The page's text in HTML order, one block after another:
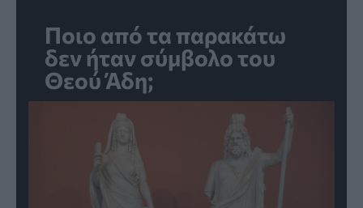
Ποιο από τα παρακάτω
δεν ήταν σύμβολο του
Θεού Άδη;